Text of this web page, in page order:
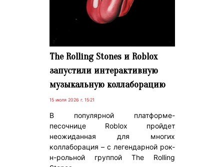
The Rolling Stones и Roblox
запустили интерактивную
музыкальную коллаборацию
15 июля 2026 г. 15:21
В популярной платформе-
песочнице Roblox пройдет
неожиданная для многих
коллаборация – с легендарной рок-
н-рольной группой The Rolling